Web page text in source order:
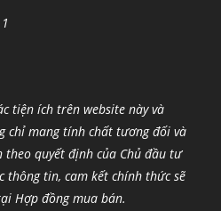
tiện ích trên website này và
chỉ mang tính chất tương đối và
theo quyết định của Chủ đầu tư
thông tin, cam kết chính thức sẽ
Hợp đồng mua bán.